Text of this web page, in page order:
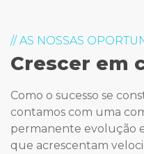
// AS NOSSAS
Crescer em
Como o sucesso se
contamos com uma
permanente evolução
que acrescentam